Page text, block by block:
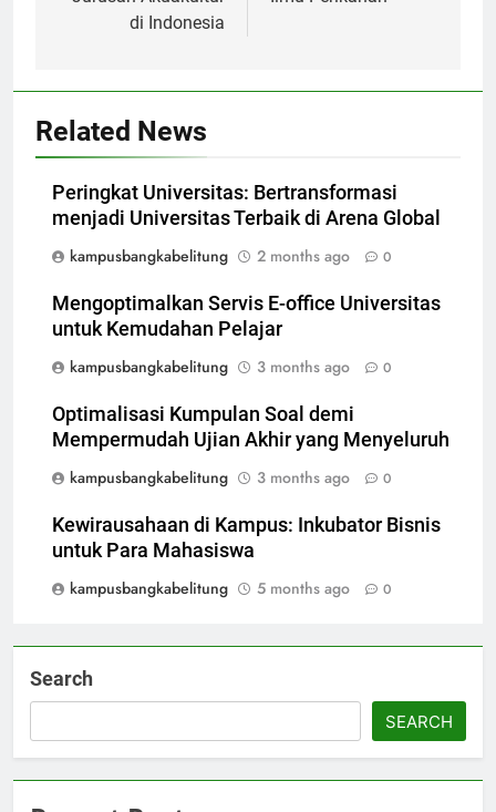
di Indonesia
Related News
Peringkat Universitas: Bertransformasi
menjadi Universitas Terbaik di Arena Global
kampusbangkabelitung
2 months ago 0
Mengoptimalkan Servis E-office Universitas
untuk Kemudahan Pelajar
kampusbangkabelitung
3 months ago 0
Optimalisasi Kumpulan Soal demi
Mempermudah Ujian Akhir yang Menyeluruh
kampusbangkabelitung
3 months ago 0
Kewirausahaan di Kampus: Inkubator Bisnis
untuk Para Mahasiswa
kampusbangkabelitung
5 months ago 0
Search
SEARCH